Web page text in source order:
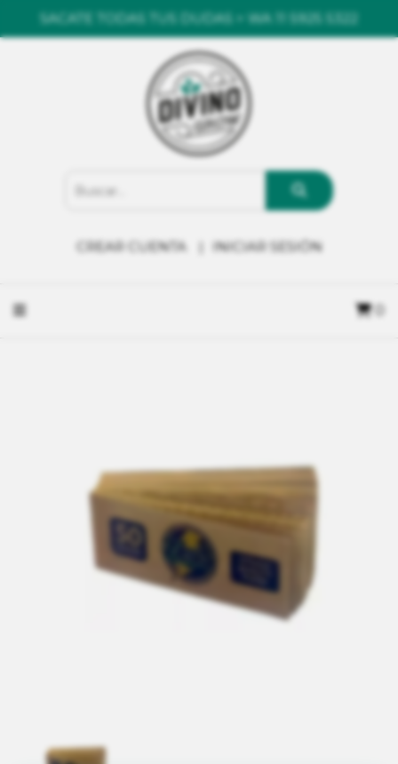
SACATE TODAS TUS DUDAS > WA 11 5925 5322
CREAR CUENTA INICIAR SESIÓN